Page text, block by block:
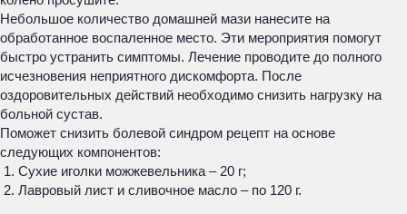
Небольшое количество домашней мази нанесите на
обработанное воспаленное место. Эти мероприятия помогут
быстро устранить симптомы. Лечение проводите до полного
исчезновения неприятного дискомфорта. После
оздоровительных действий необходимо снизить нагрузку на
больной сустав.
Поможет снизить болевой синдром рецепт на основе
следующих компонентов:
Сухие иголки можжевельника – 20 г;
Лавровый лист и сливочное масло – по 120 г.